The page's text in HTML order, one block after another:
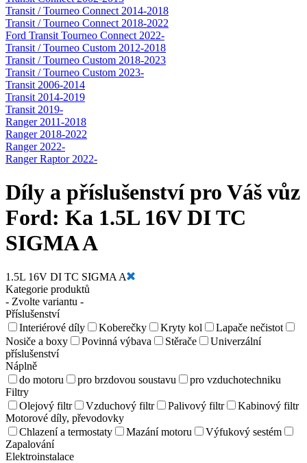
Transit / Tourneo Connect 2014-2018
Transit / Tourneo Connect 2018-2022
Ford Transit Tourneo Connect 2022-
Transit / Tourneo Custom 2012-2018
Transit / Tourneo Custom 2018-2023
Transit / Tourneo Custom 2023-
Transit 2006-2014
Transit 2014-2019
Transit 2019-
Ranger 2011-2018
Ranger 2018-2022
Ranger 2022-
Ranger Raptor 2022-
Díly a příslušenství pro Váš vůz
Ford: Ka 1.5L 16V DI TC
SIGMA A
1.5L 16V DI TC SIGMA A
Kategorie produktů
- Zvolte variantu -
Příslušenství
Interiérové díly
Koberečky Kryty kol
Lapače nečistot
Nosiče a boxy
Povinná výbava Stěrače
Univerzální
příslušenství
Náplně
do motoru
pro brzdovou soustavu
pro vzduchotechniku
Filtry
Olejový filtr
Vzduchový filtr Palivový filtr
Kabinový filtr
Motorové díly, převodovky
Chlazení a termostaty
Mazání motoru
Výfukový sestém
Zapalování
Elektroinstalace